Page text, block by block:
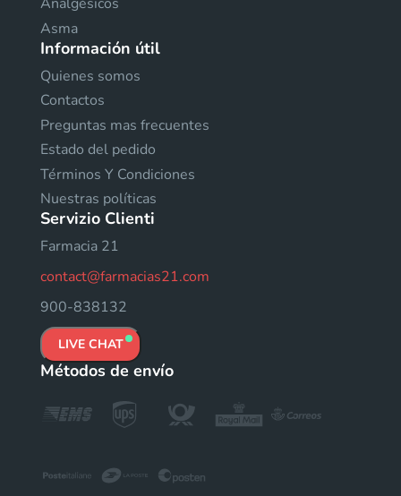
Asma
Información útil
Quienes somos
Contactos
Preguntas mas frecuentes
Estado del pedido
Términos Y Condiciones
Nuestras políticas
Servizio Clienti
Farmacia 21
contact@farmacias21.com
900-838132
LIVE CHAT
Métodos de envío